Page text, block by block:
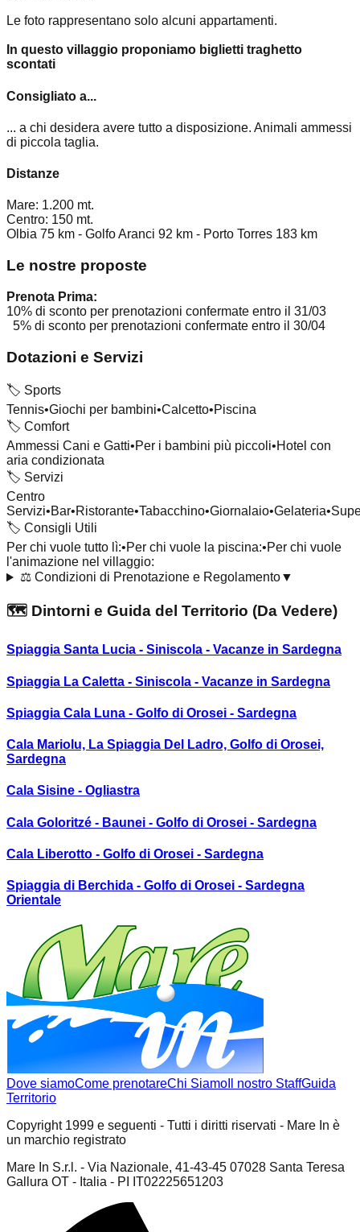
Le foto rappresentano solo alcuni appartamenti.
In questo villaggio proponiamo biglietti traghetto
scontati
Consigliato a...
... a chi desidera avere tutto a disposizione. Animali ammessi
di piccola taglia.
Distanze
Mare: 1.200 mt.
Centro: 150 mt.
Olbia 75 km - Golfo Aranci 92 km - Porto Torres 183 km
Le nostre proposte
Prenota Prima:
10% di sconto per prenotazioni confermate entro il 31/03
5% di sconto per prenotazioni confermate entro il 30/04
Dotazioni e Servizi
🏷️ Sports
Tennis•Giochi per bambini•Calcetto•Piscina
🏷️ Comfort
Ammessi Cani e Gatti•Per i bambini più piccoli•Hotel con
aria condizionata
🏷️ Servizi
Centro
Servizi•Bar•Ristorante•Tabacchino•Giornalaio•Gelateria•
🏷️ Consigli Utili
Per chi vuole tutto lì:•Per chi vuole la piscina:•Per chi vuole
l'animazione nel villaggio:
⚖️ Condizioni di Prenotazione e Regolamento▼
🗺️ Dintorni e Guida del Territorio (Da Vedere)
Spiaggia Santa Lucia - Siniscola - Vacanze in Sardegna
Spiaggia La Caletta - Siniscola - Vacanze in Sardegna
Spiaggia Cala Luna - Golfo di Orosei - Sardegna
Cala Mariolu, La Spiaggia Del Ladro, Golfo di Orosei,
Sardegna
Cala Sisine - Ogliastra
Cala Goloritzé - Baunei - Golfo di Orosei - Sardegna
Cala Liberotto - Golfo di Orosei - Sardegna
Spiaggia di Berchida - Golfo di Orosei - Sardegna
Orientale
Dove siamoCome prenotareChi Siamo Il nostro StaffGuida
Territorio
Copyright 1999 e seguenti - Tutti i diritti riservati - Mare In è
un marchio registrato
Mare In S.r.l. - Via Nazionale, 41-43-45 07028 Santa Teresa
Gallura OT - Italia - PI IT02225651203